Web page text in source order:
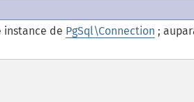
instance de PgSql\Connection ;